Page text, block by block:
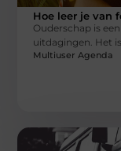
Hoe leer je van
Ouderschap is
uitdagingen. Het
Multiuser Agenda